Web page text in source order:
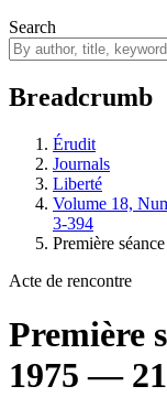
Search
Breadcrumb
Érudit
Journals
Liberté
Volume 18,
3-394
Première
Acte de rencontre
Première
1975 —